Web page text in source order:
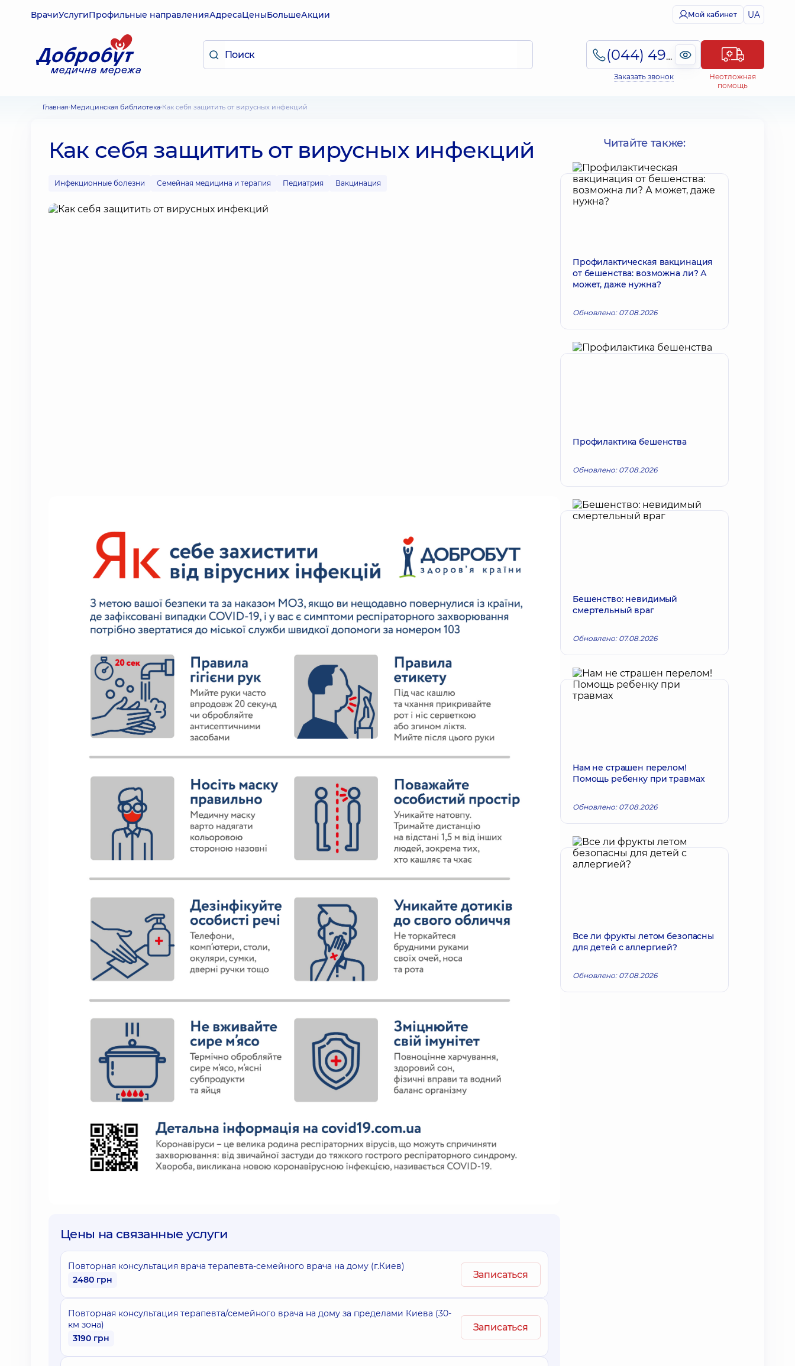
ВрачиУслугиПрофильные направленияАдресаЦеныБольшеАкции Мой кабинет UA
(044) 495-2-888
Заказать звонок
Неотложная
помощь
Главная Медицинская библиотека Как себя защитить от вирусных инфекций
Как себя защитить от вирусных инфекций
Инфекционные болезни Семейная медицина и терапия Педиатрия Вакцинация
Цены на связанные услуги
Повторная консультация врача терапевта-семейного врача на дому (г.Киев)
2480 грн
Записаться
Повторная консультация терапевта/семейного врача на дому за пределами Киева (30-
км зона)
3190 грн
Записаться
Читайте также:
Профилактическая вакцинация
от бешенства: возможна ли? А
может, даже нужна?
Обновлено: 07.08.2026
Профилактика бешенства
Обновлено: 07.08.2026
Бешенство: невидимый
смертельный враг
Обновлено: 07.08.2026
Нам не страшен перелом!
Помощь ребенку при травмах
Обновлено: 07.08.2026
Все ли фрукты летом безопасны
для детей с аллергией?
Обновлено: 07.08.2026